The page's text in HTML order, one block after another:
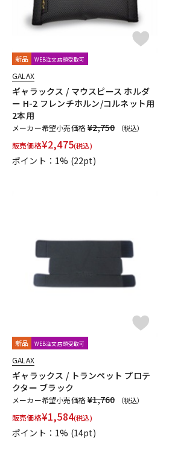
中古
新品 WEB注文店頭受取可
GALAX
ギャラックス / マウスピース ホルダ
ー H-2 フレンチホルン/コルネット用
2本用
メーカー希望小売価格¥2,750 （税込）
販売価格¥2,475(税込)
ポイント：1% (22pt)
新品 WEB注文店頭受取可
GALAX
ギャラックス / トランペット プロテ
クター ブラック
メーカー希望小売価格¥1,760 （税込）
販売価格¥1,584(税込)
ポイント：1% (14pt)